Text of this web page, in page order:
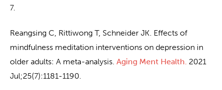
7.
Reangsing C, Rittiwong T, Schneider JK. Effects of
mindfulness meditation interventions on depression in
older adults: A meta-analysis. Aging Ment Health. 2021
Jul;25(7):1181-1190.